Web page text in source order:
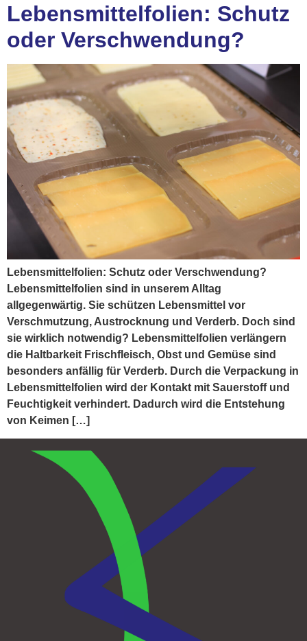
Lebensmittelfolien: Schutz
oder Verschwendung?
Lebensmittelfolien: Schutz oder Verschwendung?
Lebensmittelfolien sind in unserem Alltag
allgegenwärtig. Sie schützen Lebensmittel vor
Verschmutzung, Austrocknung und Verderb. Doch sind
sie wirklich notwendig? Lebensmittelfolien verlängern
die Haltbarkeit Frischfleisch, Obst und Gemüse sind
besonders anfällig für Verderb. Durch die Verpackung in
Lebensmittelfolien wird der Kontakt mit Sauerstoff und
Feuchtigkeit verhindert. Dadurch wird die Entstehung
von Keimen […]